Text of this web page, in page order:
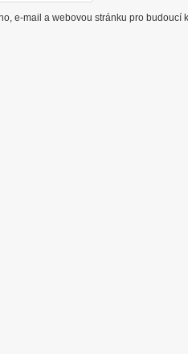
e-mail a webovou stránku pro budoucí